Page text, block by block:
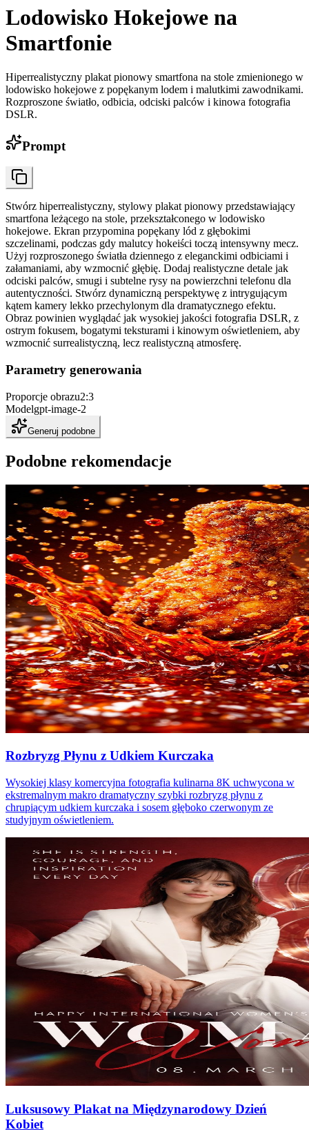
Lodowisko Hokejowe na
Smartfonie
Hiperrealistyczny plakat pionowy smartfona na stole zmienionego w
lodowisko hokejowe z popękanym lodem i malutkimi zawodnikami.
Rozproszone światło, odbicia, odciski palców i kinowa fotografia
DSLR.
Prompt
Stwórz hiperrealistyczny, stylowy plakat pionowy przedstawiający
smartfona leżącego na stole, przekształconego w lodowisko
hokejowe. Ekran przypomina popękany lód z głębokimi
szczelinami, podczas gdy malutcy hokeiści toczą intensywny mecz.
Użyj rozproszonego światła dziennego z eleganckimi odbiciami i
załamaniami, aby wzmocnić głębię. Dodaj realistyczne detale jak
odciski palców, smugi i subtelne rysy na powierzchni telefonu dla
autentyczności. Stwórz dynamiczną perspektywę z intrygującym
kątem kamery lekko przechylonym dla dramatycznego efektu.
Obraz powinien wyglądać jak wysokiej jakości fotografia DSLR, z
ostrym fokusem, bogatymi teksturami i kinowym oświetleniem, aby
wzmocnić surrealistyczną, lecz realistyczną atmosferę.
Parametry generowania
Proporcje obrazu2:3
Modelgpt-image-2
Generuj podobne
Podobne rekomendacje
Rozbryzg Płynu z Udkiem Kurczaka
Wysokiej klasy komercyjna fotografia kulinarna 8K uchwycona w
ekstremalnym makro dramatyczny szybki rozbryzg płynu z
chrupiącym udkiem kurczaka i sosem głęboko czerwonym ze
studyjnym oświetleniem.
Luksusowy Plakat na Międzynarodowy Dzień
Kobiet